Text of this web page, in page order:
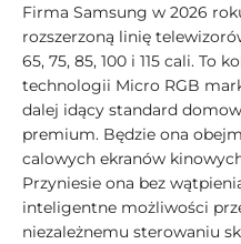
Firma Samsung w 2026
rozszerzoną linię
65, 75, 85, 100 i 115 cali. To
technologii Micro RGB
dalej idący standard
premium. Będzie ona
calowych ekranów
Przyniesie ona bez
inteligentne możliwości
niezależnemu sterowaniu